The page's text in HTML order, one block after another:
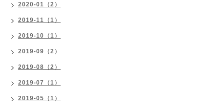
2020-01（2）
2019-11（1）
2019-10（1）
2019-09（2）
2019-08（2）
2019-07（1）
2019-05（1）